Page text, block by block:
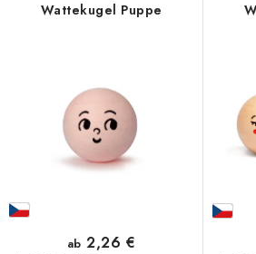
k
r
Wattekugel Puppe
ab 2,26 €